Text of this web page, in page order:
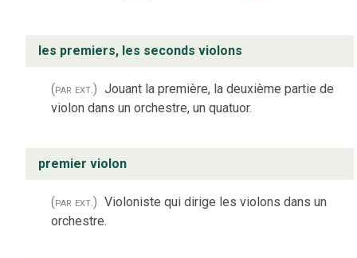
les premiers, les seconds violons
(par ext.) Jouant la première, la deuxième partie de
violon dans un orchestre, un quatuor.
premier violon
(par ext.) Violoniste qui dirige les violons dans un
orchestre.